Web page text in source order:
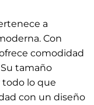
a
Con
comodidad
tamaño
todo lo que
con un diseño